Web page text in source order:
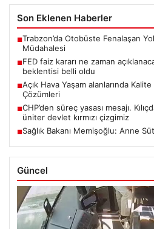
Son Eklenen Haberler
■Trabzon’da Otobüste Fenalaşan
Müdahalesi
■FED faiz kararı ne zaman
beklentisi belli oldu
■Açık Hava Yaşam alanlarında
Çözümleri
■CHP’den süreç yasası mesajı.
üniter devlet kırmızı çizgimiz
■Sağlık Bakanı Memişoğlu: Anne
Güncel